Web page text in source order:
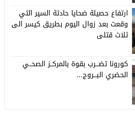
ارتفاع حصيلة ضحايا حادثة السير التي
وقعت بعد زوال اليوم بطريق كيسر الى
ثلاث قتلى
كورونا تضـــرب بقوة بالمركــز الصحــي
الحضري البـــروج…